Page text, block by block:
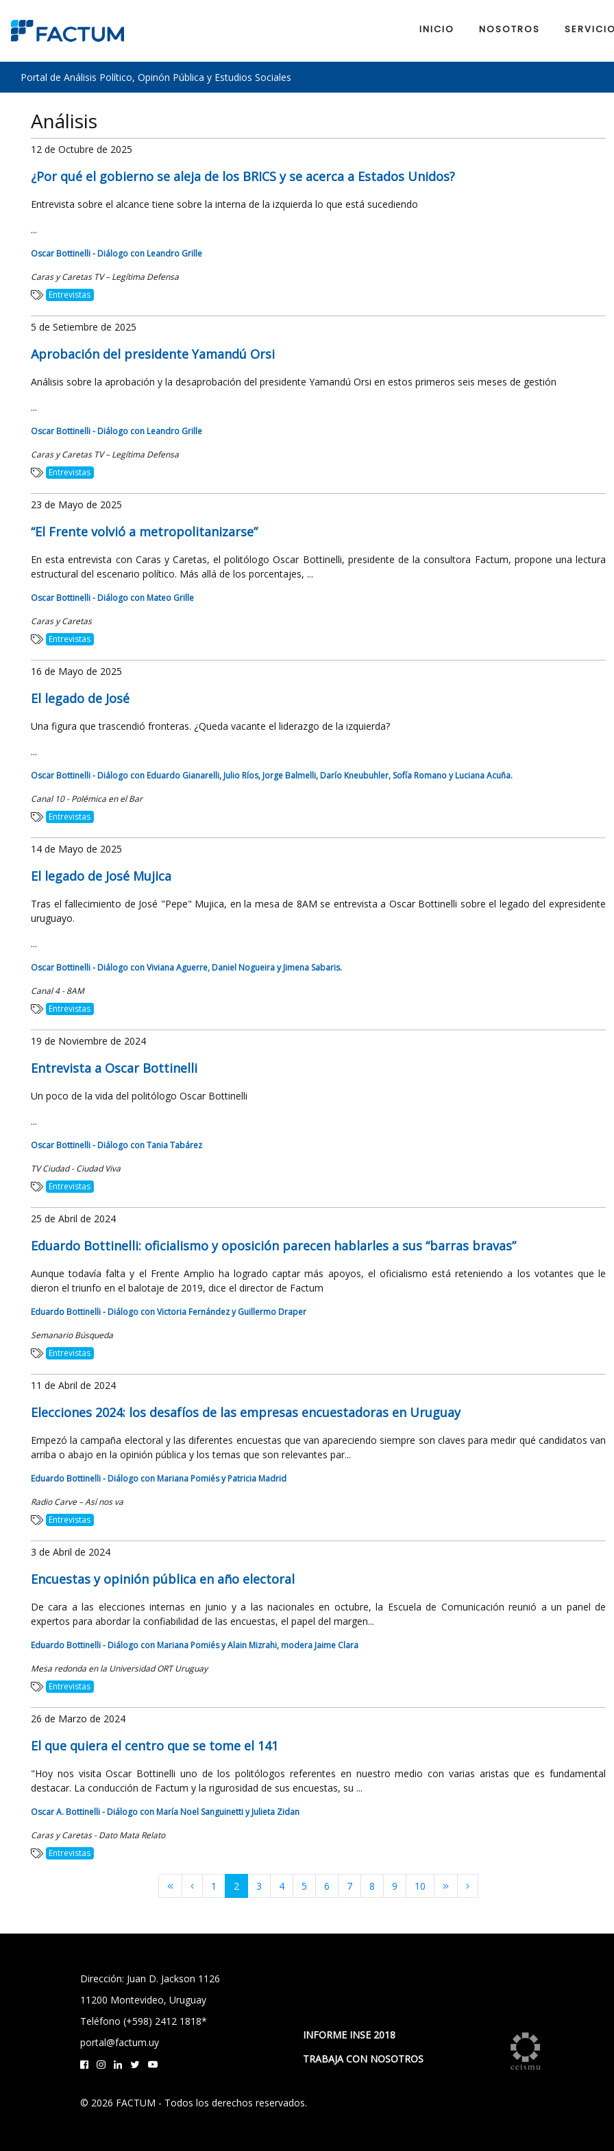
INICIO NOSOTROS
Portal de Análisis Político, Opinón Pública y Estudios Sociales
Análisis
12 de Octubre de 2025
¿Por qué el gobierno se aleja de los BRICS y se acerca a Estados Unidos?
Entrevista sobre el alcance tiene sobre la interna de la izquierda lo que está sucediendo
...
Oscar Bottinelli - Diálogo con Leandro Grille
Caras y Caretas TV – Legítima Defensa
Entrevistas
5 de Setiembre de 2025
Aprobación del presidente Yamandú Orsi
Análisis sobre la aprobación y la desaprobación del presidente Yamandú Orsi en estos primeros seis meses de gestión
...
Oscar Bottinelli - Diálogo con Leandro Grille
Caras y Caretas TV – Legítima Defensa
Entrevistas
23 de Mayo de 2025
“El Frente volvió a metropolitanizarse”
En esta entrevista con Caras y Caretas, el politólogo Oscar Bottinelli, presidente de la consultora Factum, propone una lectura
estructural del escenario político. Más allá de los porcentajes, ...
Oscar Bottinelli - Diálogo con Mateo Grille
Caras y Caretas
Entrevistas
16 de Mayo de 2025
El legado de José
Una figura que trascendió fronteras. ¿Queda vacante el liderazgo de la izquierda?
...
Oscar Bottinelli - Diálogo con Eduardo Gianarelli, Julio Ríos, Jorge Balmelli, Darío Kneubuhler, Sofía Romano y Luciana Acuña.
Canal 10 - Polémica en el Bar
Entrevistas
14 de Mayo de 2025
El legado de José Mujica
Tras el fallecimiento de José "Pepe" Mujica, en la mesa de 8AM se entrevista a Oscar Bottinelli sobre el legado del expresidente
uruguayo.
...
Oscar Bottinelli - Diálogo con Viviana Aguerre, Daniel Nogueira y Jimena Sabaris.
Canal 4 - 8AM
Entrevistas
19 de Noviembre de 2024
Entrevista a Oscar Bottinelli
Un poco de la vida del politólogo Oscar Bottinelli
...
Oscar Bottinelli - Diálogo con Tania Tabárez
TV Ciudad - Ciudad Viva
Entrevistas
25 de Abril de 2024
Eduardo Bottinelli: oficialismo y oposición parecen hablarles a sus “barras bravas”
Aunque todavía falta y el Frente Amplio ha logrado captar más apoyos, el oficialismo está reteniendo a los votantes que le
dieron el triunfo en el balotaje de 2019, dice el director de Factum
Eduardo Bottinelli - Diálogo con Victoria Fernández y Guillermo Draper
Semanario Búsqueda
Entrevistas
11 de Abril de 2024
Elecciones 2024: los desafíos de las empresas encuestadoras en Uruguay
Empezó la campaña electoral y las diferentes encuestas que van apareciendo siempre son claves para medir qué candidatos van
arriba o abajo en la opinión pública y los temas que son relevantes par...
Eduardo Bottinelli - Diálogo con Mariana Pomiés y Patricia Madrid
Radio Carve – Así nos va
Entrevistas
3 de Abril de 2024
Encuestas y opinión pública en año electoral
De cara a las elecciones internas en junio y a las nacionales en octubre, la Escuela de Comunicación reunió a un panel de
expertos para abordar la confiabilidad de las encuestas, el papel del margen...
Eduardo Bottinelli - Diálogo con Mariana Pomiés y Alain Mizrahi, modera Jaime Clara
Mesa redonda en la Universidad ORT Uruguay
Entrevistas
26 de Marzo de 2024
El que quiera el centro que se tome el 141
"Hoy nos visita Oscar Bottinelli uno de los politólogos referentes en nuestro medio con varias aristas que es fundamental
destacar. La conducción de Factum y la rigurosidad de sus encuestas, su ...
Oscar A. Bottinelli - Diálogo con María Noel Sanguinetti y Julieta Zidan
Caras y Caretas - Dato Mata Relato
Entrevistas
1 2 3 4 5 6 7 8 9 10
Dirección: Juan D. Jackson 1126
11200 Montevideo, Uruguay
Teléfono (+598) 2412 1818*
portal@factum.uy
INFORME INSE 2018
TRABAJA CON NOSOTROS
© 2026 FACTUM - Todos los derechos reservados.